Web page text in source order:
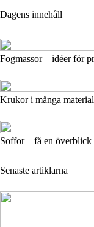
Dagens innehåll
Fogmassor – idéer för
Krukor i många
Soffor – få en
Senaste artiklarna